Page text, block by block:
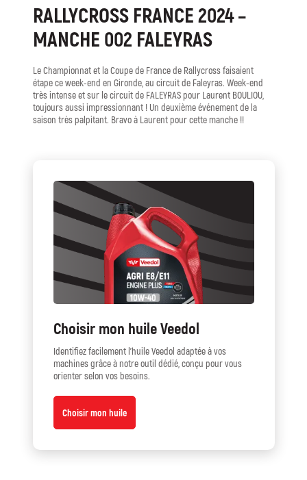
RALLYCROSS FRANCE 2024 –
MANCHE 002 FALEYRAS
Le Championnat et la Coupe de France de Rallycross faisaient
étape ce week-end en Gironde, au circuit de Faleyras. Week-end
très intense et sur le circuit de FALEYRAS pour Laurent BOULIOU,
toujours aussi impressionnant ! Un deuxième événement de la
saison très palpitant. Bravo à Laurent pour cette manche !!
Choisir mon huile Veedol
Identifiez facilement l’huile Veedol adaptée à vos
machines grâce à notre outil dédié, conçu pour vous
orienter selon vos besoins.
Choisir mon huile